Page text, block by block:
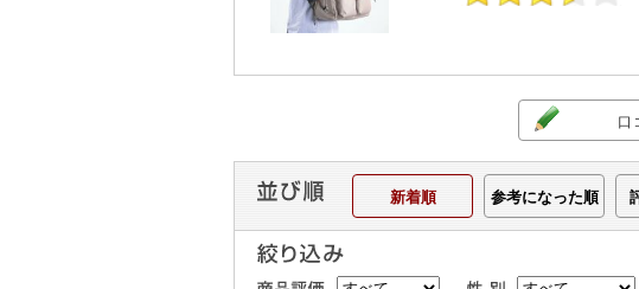
口
新着順 参考になった順